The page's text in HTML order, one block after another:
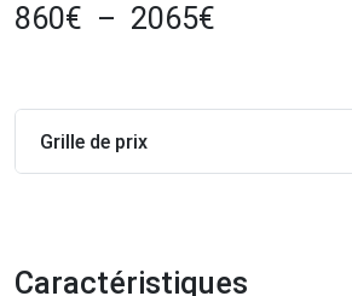
860€ – 2065€
Grille de prix
Caractéristiques